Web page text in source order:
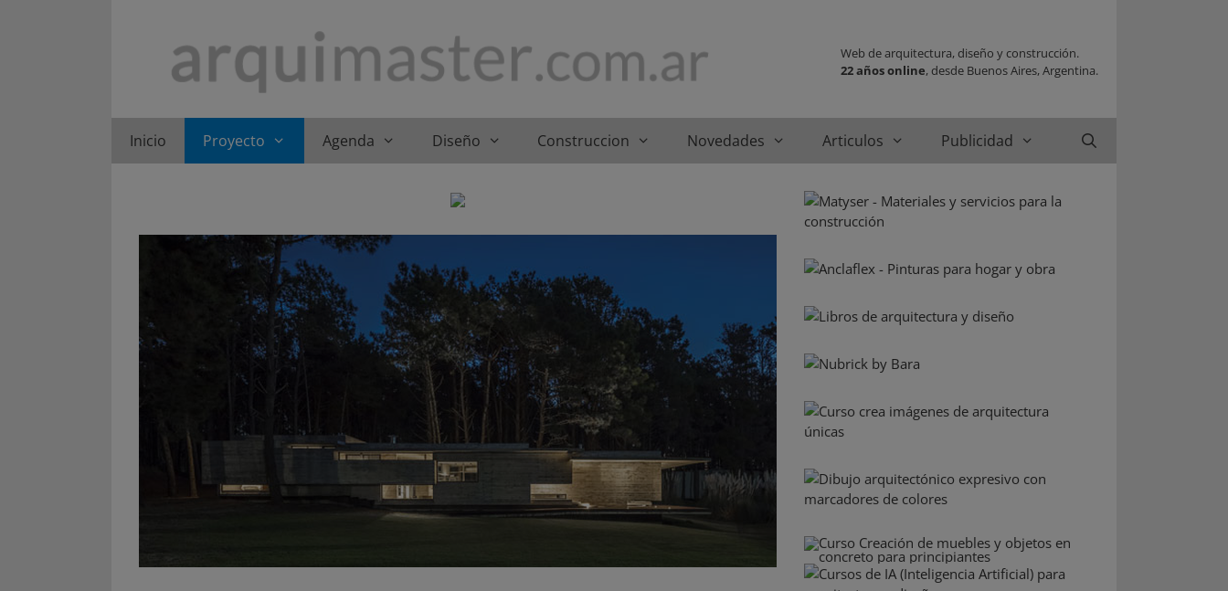
Web de arquitectura, diseño y construcción.
22 años online, desde Buenos Aires, Argentina.
Inicio Proyecto Agenda Diseño Construccion Novedades Articulos Publicidad